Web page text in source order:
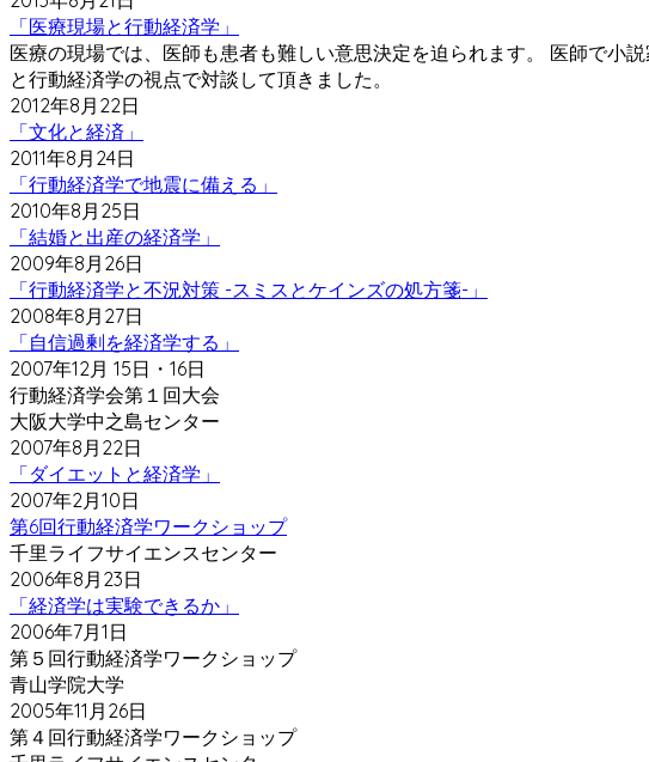
「医療現場と行動経済学」
医療の現場では、医師も患者も難しい意思決定を迫られます。 医師で小
と行動経済学の視点で対談して頂きました。
2012年8月22日
「文化と経済」
2011年8月24日
「行動経済学で地震に備える」
2010年8月25日
「結婚と出産の経済学」
2009年8月26日
「行動経済学と不況対策 -スミスとケインズの処方箋-」
2008年8月27日
「自信過剰を経済学する」
2007年12月 15日・16日
行動経済学会第１回大会
大阪大学中之島センター
2007年8月22日
「ダイエットと経済学」
2007年2月10日
第6回行動経済学ワークショップ
千里ライフサイエンスセンター
2006年8月23日
「経済学は実験できるか」
2006年7月1日
第５回行動経済学ワークショップ
青山学院大学
2005年11月26日
第４回行動経済学ワークショップ